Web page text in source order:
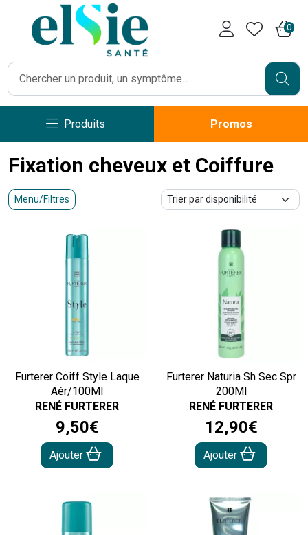
0
Produits Promos
Fixation cheveux et Coiffure
Menu/Filtres
Furterer Coiff Style Laque
Aér/100Ml
RENÉ FURTERER
9,50€
Ajouter
Furterer Naturia Sh Sec Spr
200Ml
RENÉ FURTERER
12,90€
Ajouter